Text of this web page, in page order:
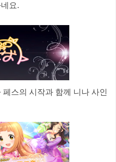
요.
스의 시작과 함께 니나 사인